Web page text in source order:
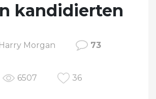
kandidierten
Harry Morgan 73
6507 36